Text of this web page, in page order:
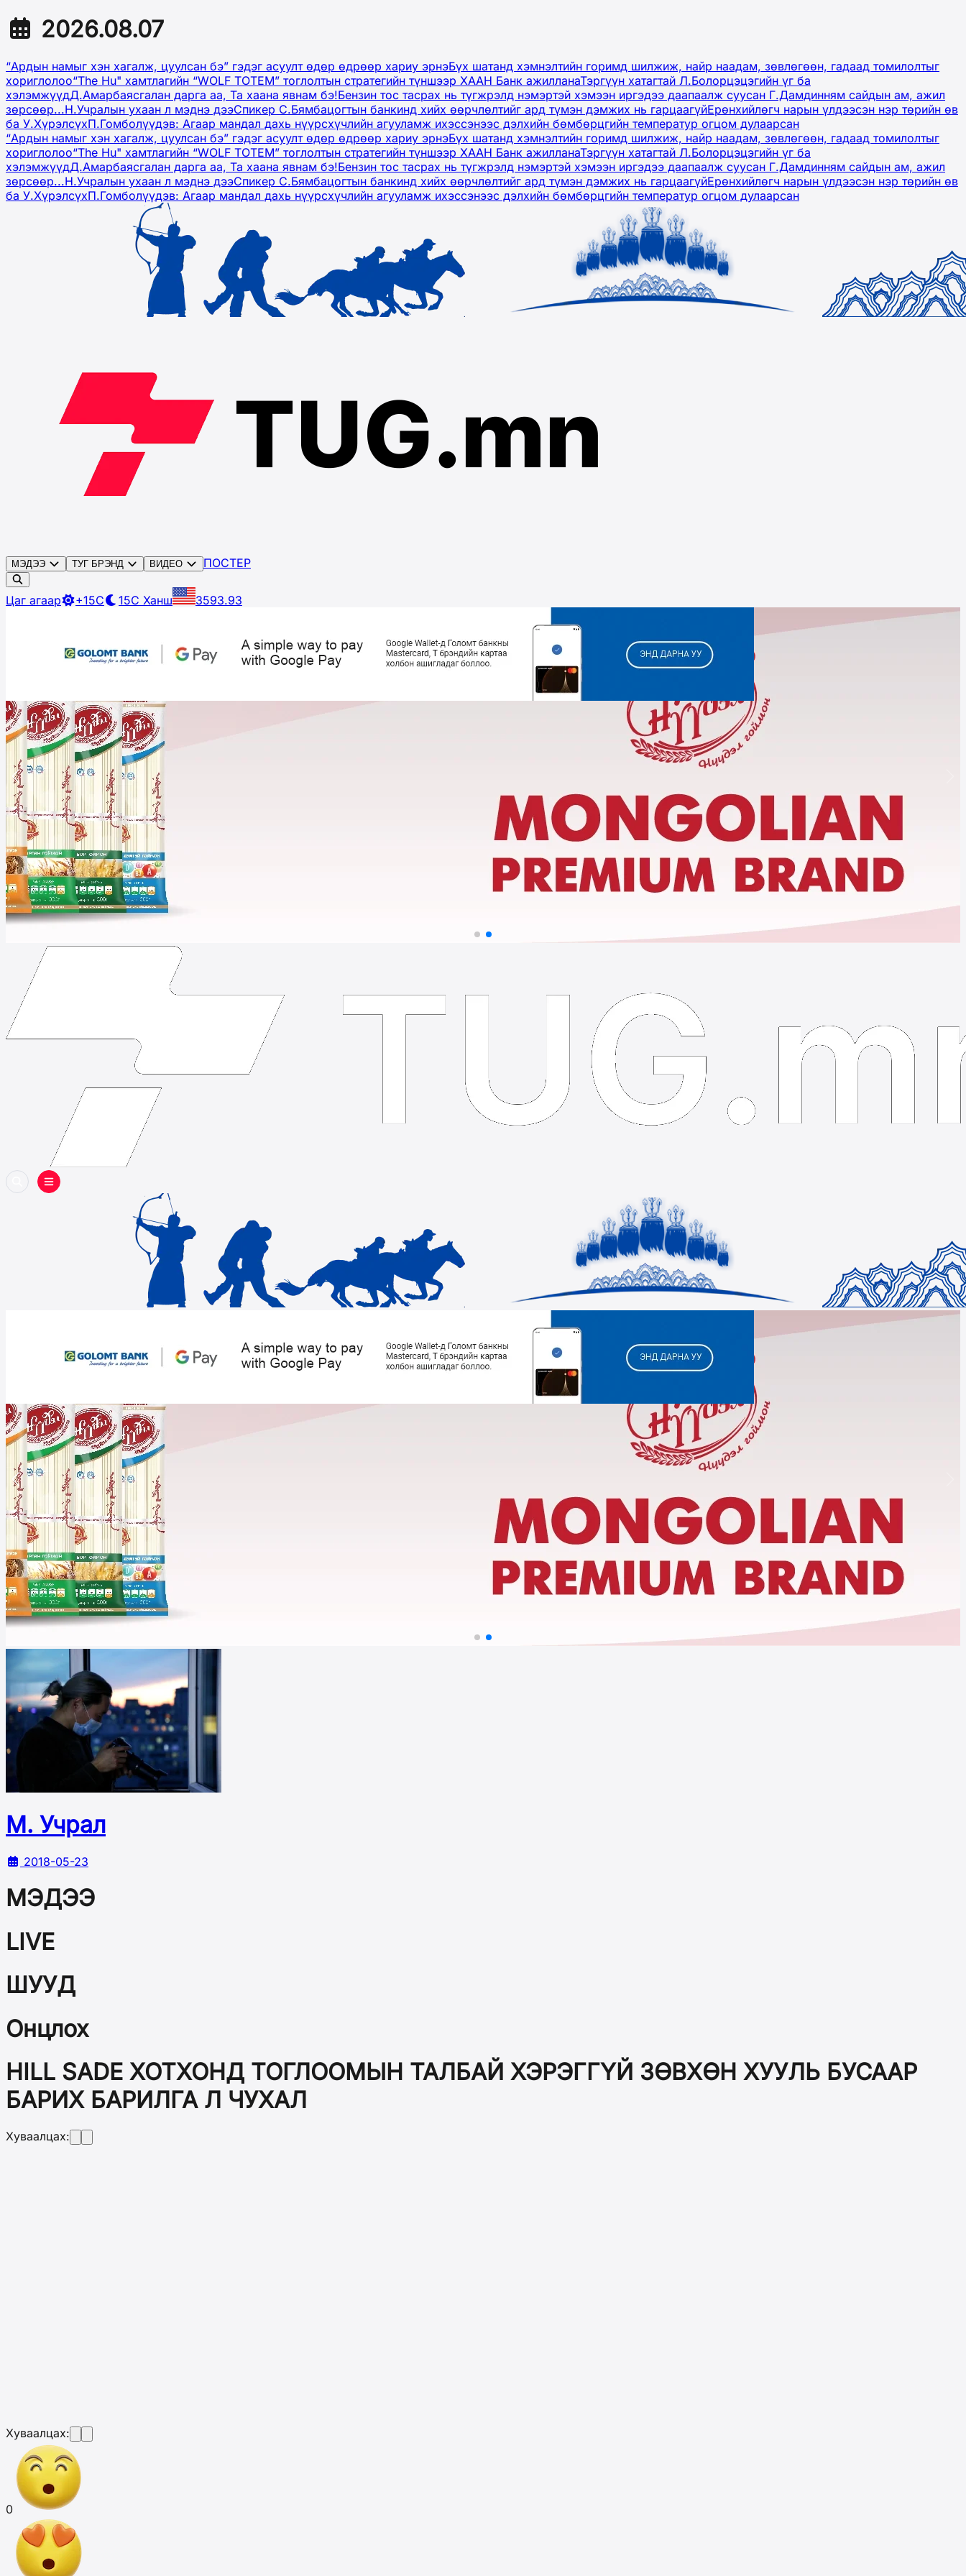
2026.08.07
“Ардын намыг хэн хагалж, цуулсан бэ” гэдэг асуулт өдөр өдрөөр хариу эрнэБүх шатанд хэмнэлтийн горимд шилжиж, найр наадам, зөвлөгөөн, гадаад томилолтыг
хориглолоо“The Hu" хамтлагийн “WOLF TOTEM” тоглолтын стратегийн түншээр ХААН Банк ажилланаТэргүүн хатагтай Л.Болорцэцэгийн үг ба
хэлэмжүүдД.Амарбаясгалан дарга аа, Та хаана явнам бэ!Бензин тос тасрах нь түгжрэлд нэмэртэй хэмээн иргэдээ даапаалж суусан Г.Дамдинням сайдын ам, ажил
зөрсөөр...Н.Учралын ухаан л мэднэ дээСпикер С.Бямбацогтын банкинд хийх өөрчлөлтийг ард түмэн дэмжих нь гарцаагүйЕрөнхийлөгч нарын үлдээсэн нэр төрийн өв
ба У.ХүрэлсүхП.Гомболүүдэв: Агаар мандал дахь нүүрсхүчлийн агууламж ихэссэнээс дэлхийн бөмбөрцгийн температур огцом дулаарсан
“Ардын намыг хэн хагалж, цуулсан бэ” гэдэг асуулт өдөр өдрөөр хариу эрнэБүх шатанд хэмнэлтийн горимд шилжиж, найр наадам, зөвлөгөөн, гадаад томилолтыг
хориглолоо“The Hu" хамтлагийн “WOLF TOTEM” тоглолтын стратегийн түншээр ХААН Банк ажилланаТэргүүн хатагтай Л.Болорцэцэгийн үг ба
хэлэмжүүдД.Амарбаясгалан дарга аа, Та хаана явнам бэ!Бензин тос тасрах нь түгжрэлд нэмэртэй хэмээн иргэдээ даапаалж суусан Г.Дамдинням сайдын ам, ажил
зөрсөөр...Н.Учралын ухаан л мэднэ дээСпикер С.Бямбацогтын банкинд хийх өөрчлөлтийг ард түмэн дэмжих нь гарцаагүйЕрөнхийлөгч нарын үлдээсэн нэр төрийн өв
ба У.ХүрэлсүхП.Гомболүүдэв: Агаар мандал дахь нүүрсхүчлийн агууламж ихэссэнээс дэлхийн бөмбөрцгийн температур огцом дулаарсан
МЭДЭЭ ТУГ БРЭНД ВИДЕО ПОСТЕР
Цаг агаар +15C 15C Ханш 3593.93
М. Учрал
2018-05-23
МЭДЭЭ
LIVE
ШУУД
Онцлох
HILL SADE ХОТХОНД ТОГЛООМЫН ТАЛБАЙ ХЭРЭГГҮЙ ЗӨВХӨН ХУУЛЬ БУСААР
БАРИХ БАРИЛГА Л ЧУХАЛ
Хуваалцах:
Хуваалцах:
0